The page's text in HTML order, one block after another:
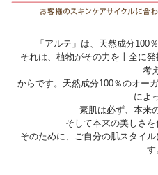
「アルテ」は、天然成分100
それは、植物がその力を十全に
考
からです。天然成分100％のオー
によ
素肌は必ず、本来
そして本来の美しさを
そのために、ご自分の肌スタイ
す